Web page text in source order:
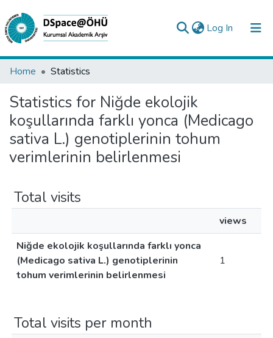
Log In (current)
Collections
All of DSpace
Analyze
Request/Question
Home Statistics
Statistics for Niğde ekolojik
koşullarında farklı yonca (Medicago
sativa L.) genotiplerinin tohum
verimlerinin belirlenmesi
Total visits
views
Niğde ekolojik koşullarında farklı yonca
(Medicago sativa L.) genotiplerinin
tohum verimlerinin belirlenmesi
1
Total visits per month